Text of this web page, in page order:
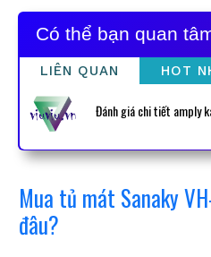
Có thể bạn quan
LIÊN QUAN HOT
Đánh giá chi tiết amply
Mua tủ mát Sanaky
đâu?